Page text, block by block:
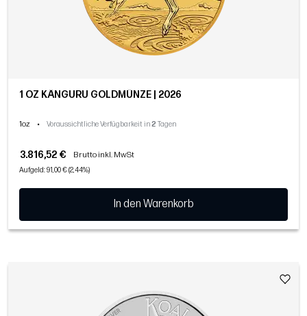
1 OZ KÄNGURU GOLDMÜNZE | 2026
1oz • Voraussichtliche Verfügbarkeit in2 Tagen
3.816,52 € Brutto inkl. MwSt
Aufgeld: 91,00 € (2,44%)
In den Warenkorb